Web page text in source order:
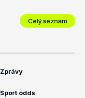
Celý seznam
Zprávy
Sport odds